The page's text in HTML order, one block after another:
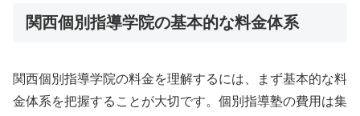
関西個別指導学院の基本的な料金体系
関西個別指導学院の料金を理解するには、まず基本的な料
金体系を把握することが大切です。個別指導塾の費用は集